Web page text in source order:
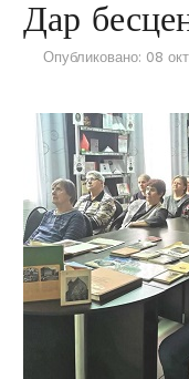
Дар
Опубликовано: 08